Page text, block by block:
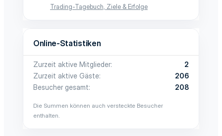
Trading-Tagebuch, Ziele & Erfolge
Online-Statistiken
Zurzeit aktive Mitglieder
2
Zurzeit aktive Gäste
206
Besucher gesamt
208
Die Summen können auch versteckte Besucher
enthalten.